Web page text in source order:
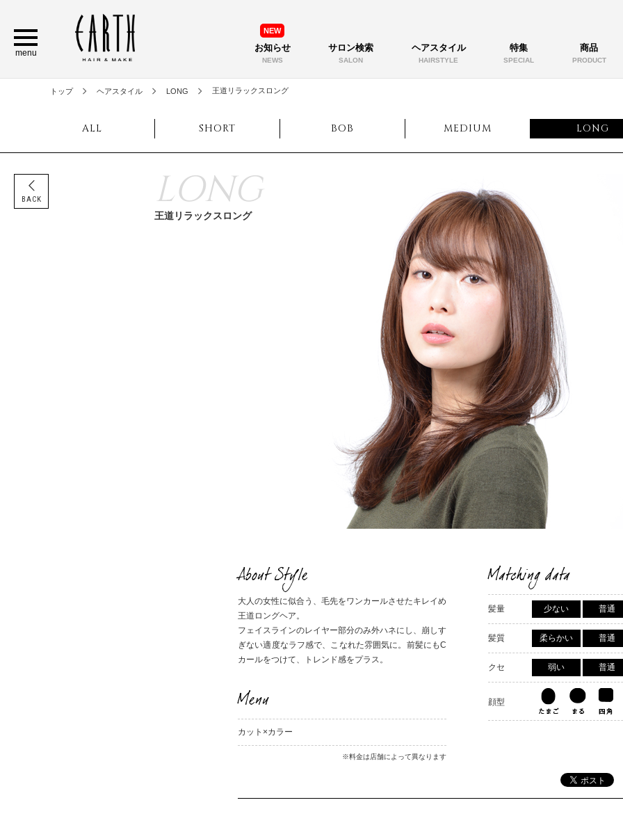
NEW
お知らせ
NEWS
サロン検索
SALON
ヘアスタイル
HAIRSTYLE
特集
SPECIAL
商品
PRODUCT
menu
トップ ヘアスタイル LONG 王道リラックスロング
ALL SHORT BOB MEDIUM LONG
LONG
王道リラックスロング
BACK
About Style
大人の女性に似合う、毛先をワンカールさせたキレイめ
王道ロングヘア。
フェイスラインのレイヤー部分のみ外ハネにし、崩しす
ぎない適度なラフ感で、こなれた雰囲気に。前髪にもC
カールをつけて、トレンド感をプラス。
Menu
カット×カラー
※料金は店舗によって異なります
Matching data
髪量 少ない 普通
髪質 柔らかい 普通
クセ 弱い 普通
顔型